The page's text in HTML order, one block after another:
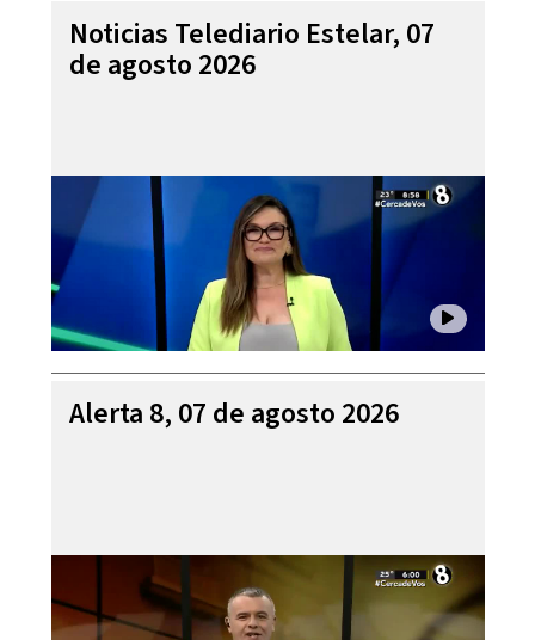
Noticias Telediario Estelar, 07
de agosto 2026
Alerta 8, 07 de agosto 2026